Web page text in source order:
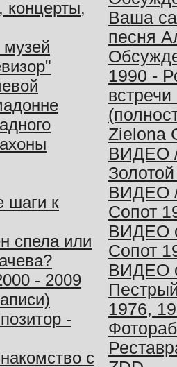
шаги к
спела или
- 2009
-
с
Ваша
песня
1990 -
Zielona
ВИДЕО
ВИДЕО
Сопот
ВИДЕО
Сопот
ВИДЕО
1976,